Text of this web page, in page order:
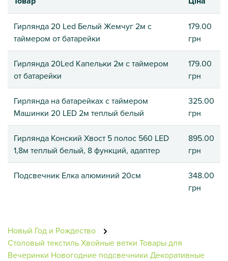
Гирлянда 20 Led Белый Жемчуг 2м с
таймером от батарейки
179.00
грн
Гирлянда 20Led Капельки 2м с таймером
от батарейки
179.00
грн
Гирлянда на батарейках с таймером
Машинки 20 LED 2м теплый белый
325.00
грн
Гирлянда Конский Хвост 5 полос 560 LED
1,8м теплый белый, 8 функций, адаптер
895.00
грн
Подсвечник Елка алюминий 20см
348.00
грн
Новый Год и Рождество
Столовый текстильХвойные ветки Товары для
Вечеринки Новогодние подсвечники Декоративные